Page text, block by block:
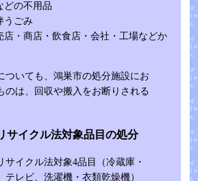
どの不用品
うごみ
店・商店・飲食店・会社・工場などか
いても、鴻巣市の処分施設にお
のは、回収や搬入をお断りされる
サイクル法対象品目の処分
サイクル法対象4品目（冷蔵庫・
レビ、洗濯機・衣類乾燥機）